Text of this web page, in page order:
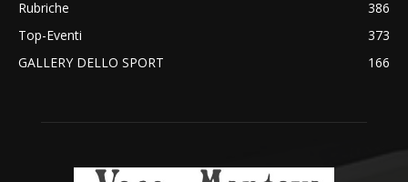
Rubriche
386
Top-Eventi
373
GALLERY DELLO SPORT
166